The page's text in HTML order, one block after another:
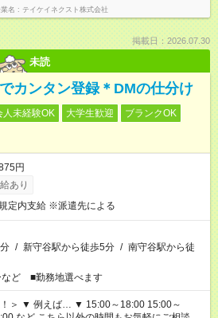
名 テイケイネクスト株式会社
掲載日：2026.07.30
未読
カンタン登録＊DMの仕分け
人未経験OK 大学生歓迎
ブランクOK
円
あり
定内支給 ※派遣先による
/ 新守谷駅から徒歩5分 / 南守谷駅から徒
など ■勤務地選べます
15:00～